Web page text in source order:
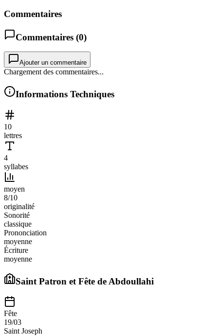
Commentaires
Commentaires (0)
Ajouter un commentaire
Chargement des commentaires...
Informations Techniques
10
lettres
4
syllabes
moyen
8/10
originalité
Sonorité
classique
Prononciation
moyenne
Écriture
moyenne
Saint Patron et Fête de Abdoullahi
Fête
19/03
Saint Joseph